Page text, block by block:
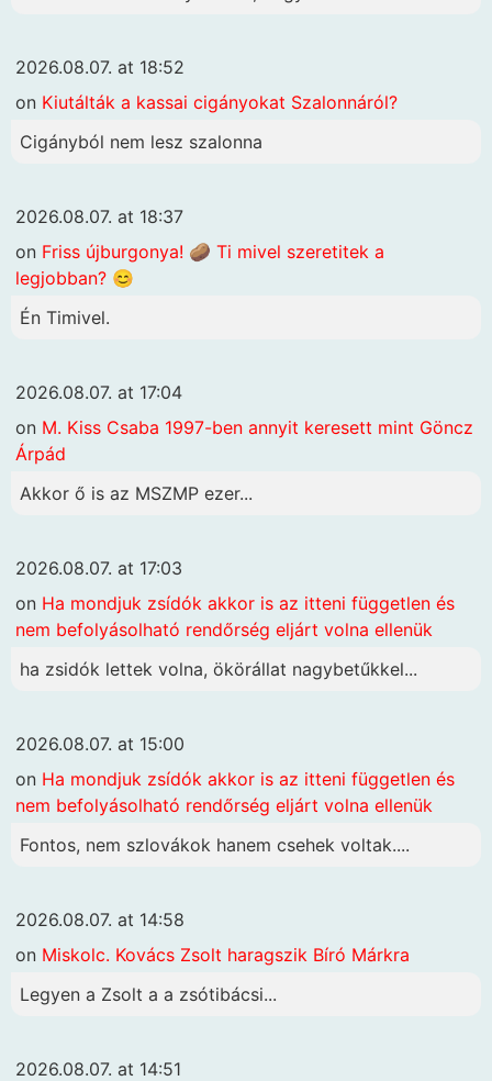
2026.08.07. at 18:52
on Kiutálták a kassai cigányokat Szalonnáról?
Cigányból nem lesz szalonna
2026.08.07. at 18:37
on Friss újburgonya! 🥔 Ti mivel szeretitek a
legjobban? 😊
Én Timivel.
2026.08.07. at 17:04
on M. Kiss Csaba 1997-ben annyit keresett mint Göncz
Árpád
Akkor ő is az MSZMP ezer...
2026.08.07. at 17:03
on Ha mondjuk zsídók akkor is az itteni független és
nem befolyásolható rendőrség eljárt volna ellenük
ha zsidók lettek volna, ökörállat nagybetűkkel...
2026.08.07. at 15:00
on Ha mondjuk zsídók akkor is az itteni független és
nem befolyásolható rendőrség eljárt volna ellenük
Fontos, nem szlovákok hanem csehek voltak....
2026.08.07. at 14:58
on Miskolc. Kovács Zsolt haragszik Bíró Márkra
Legyen a Zsolt a a zsótibácsi...
2026.08.07. at 14:51